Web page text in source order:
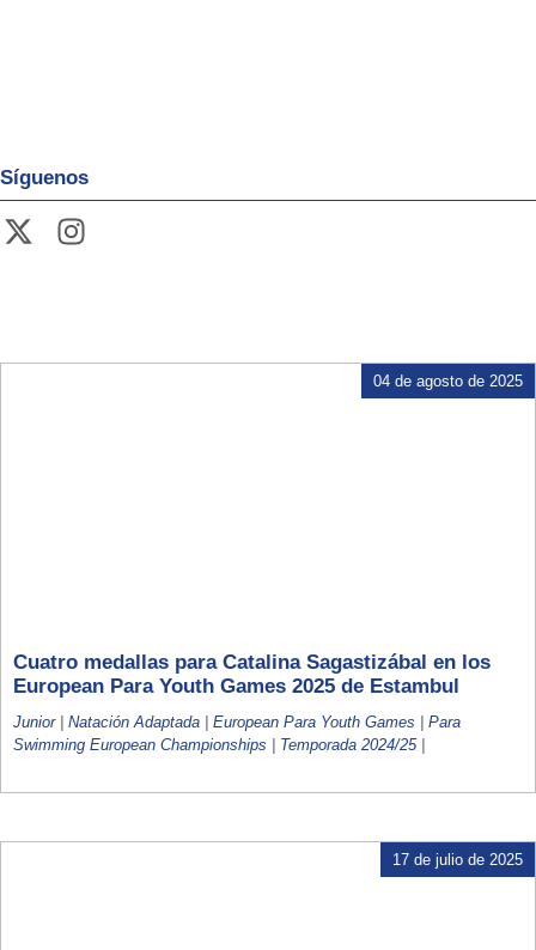
Síguenos
04 de agosto de 2025
Cuatro medallas para Catalina Sagastizábal en los
European Para Youth Games 2025 de Estambul
Junior| Natación Adaptada | European Para Youth Games | Para
Swimming European Championships | Temporada 2024/25|
17 de julio de 2025